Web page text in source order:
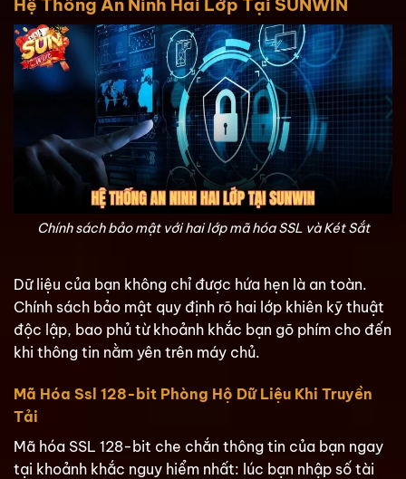
Hệ Thống An Ninh Hai Lớp Tại SUNWIN
Chính sách bảo mật với hai lớp mã hóa SSL và Két Sắt
Dữ liệu của bạn không chỉ được hứa hẹn là an toàn.
Chính sách bảo mật quy định rõ hai lớp khiên kỹ thuật
độc lập, bao phủ từ khoảnh khắc bạn gõ phím cho đến
khi thông tin nằm yên trên máy chủ.
Mã Hóa Ssl 128-bit Phòng Hộ Dữ Liệu Khi Truyền
Tải
Mã hóa SSL 128-bit che chắn thông tin của bạn ngay
tại khoảnh khắc nguy hiểm nhất: lúc bạn nhập số tài